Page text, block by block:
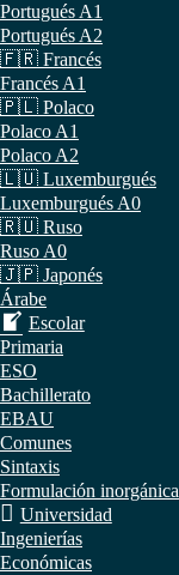
Portugués A1
Portugués A2
🇫🇷 Francés
Francés A1
🇵🇱 Polaco
Polaco A1
Polaco A2
🇱🇺 Luxemburgués
Luxemburgués A0
🇷🇺 Ruso
Ruso A0
🇯🇵 Japonés
Árabe
Escolar
Primaria
ESO
Bachillerato
EBAU
Comunes
Sintaxis
Formulación inorgánica
Universidad
Ingenierías
Económicas